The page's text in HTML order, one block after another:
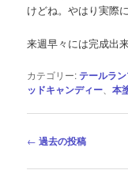
けどね。やはり実際
来週早々には完成出
カテゴリー: テールラ
ッドキャンディー 、本
投
ナ
← 過去の投稿